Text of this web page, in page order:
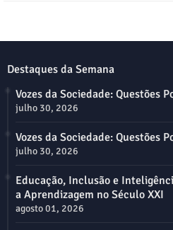
Destaques da Semana
Vozes da Sociedade: Questões
julho 30, 2026
Vozes da Sociedade: Questões
julho 30, 2026
Educação, Inclusão e
a Aprendizagem no Século XXI
agosto 01, 2026